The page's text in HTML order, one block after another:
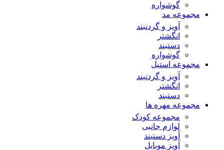
گوشواره
مجموعه مد
آویز و گردنبند
انگشتر
دستبند
گوشواره
مجموعه استیل
آویز و گردنبند
انگشتر
دستبند
مجموعه مهره ها
مجموعه کودک
لوازم جانبی
آویز دستبند
آویز موبایل